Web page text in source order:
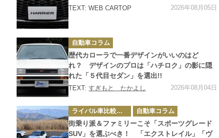
TEXT: WEB CARTOP 2026年08月05日
カ
テ
ゴ
リ
ー
自動車コラム
歴代カローラで一番デザインがいいのはど
れ？ デザインのプロは「ハチロク」の影に隠
れた「５代目セダン」を選出!!
TEXT:すぎもと たかよし 2026年08月04日
カ
テ
ゴ
リ
ー
ライバル車比較テスト 自動車コラム
街乗り派＆ファミリーこそ「スポーツグレード
SUV」を選ぶべき！ 「エクストレイル」「ヴ